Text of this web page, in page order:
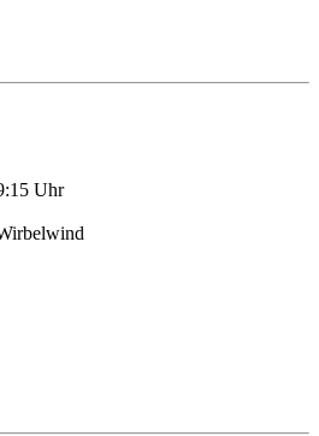
Uhr